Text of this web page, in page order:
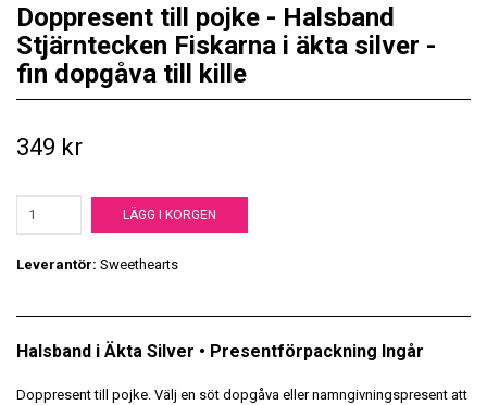
Doppresent till pojke - Halsband
Stjärntecken Fiskarna i äkta silver -
fin dopgåva till kille
349 kr
LÄGG I KORGEN
Leverantör: Sweethearts
Halsband i Äkta Silver • Presentförpackning Ingår
Doppresent till pojke. Välj en söt dopgåva eller namngivningspresent att